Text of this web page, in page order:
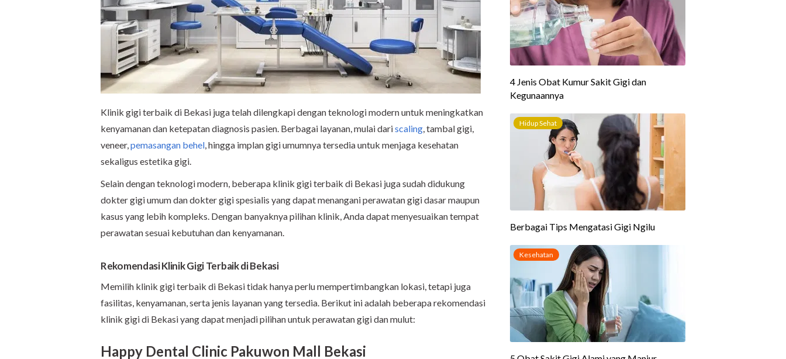
Klinik gigi terbaik di Bekasi juga telah dilengkapi dengan teknologi modern untuk meningkatkan
kenyamanan dan ketepatan diagnosis pasien. Berbagai layanan, mulai dariscaling, tambal gigi,
veneer,pemasangan behel, hingga implan gigi umumnya tersedia untuk menjaga kesehatan
sekaligus estetika gigi.
Selain dengan teknologi modern, beberapa klinik gigi terbaik di Bekasi juga sudah didukung
dokter gigi umum dan dokter gigi spesialis yang dapat menangani perawatan gigi dasar maupun
kasus yang lebih kompleks. Dengan banyaknya pilihan klinik, Anda dapat menyesuaikan tempat
perawatan sesuai kebutuhan dan kenyamanan.
Rekomendasi Klinik Gigi Terbaik di Bekasi
Memilih klinik gigi terbaik di Bekasi tidak hanya perlu mempertimbangkan lokasi, tetapi juga
fasilitas, kenyamanan, serta jenis layanan yang tersedia. Berikut ini adalah beberapa rekomendasi
klinik gigi di Bekasi yang dapat menjadi pilihan untuk perawatan gigi dan mulut:
Happy Dental Clinic Pakuwon Mall Bekasi